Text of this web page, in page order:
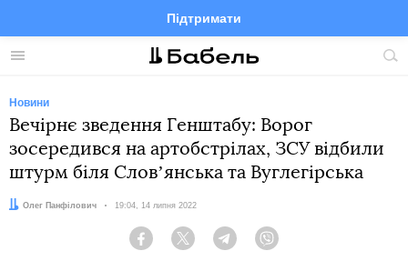
Меню
Підтримати
FacebookTelegramTwitter
Новини
Вечірнє зведення Генштабу: Ворог
зосередився на артобстрілах, ЗСУ відбили
штурм біля Словʼянська та Вуглегірська
Автор:
Олег Панфілович Дата:
19:04, 14 липня 2022
Facebook Twitter Telegram